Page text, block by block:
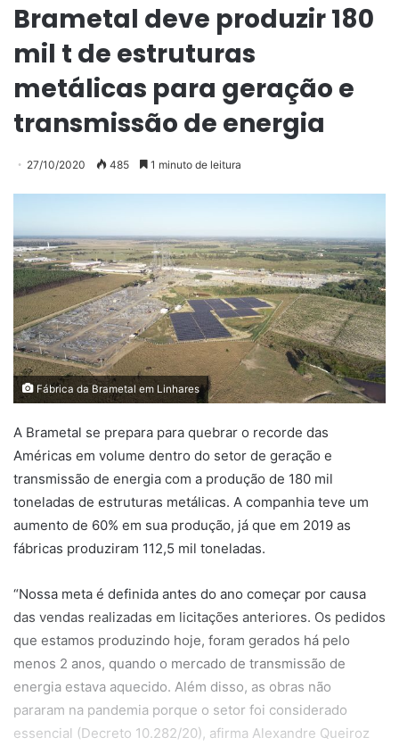
Brametal deve produzir 180
mil t de estruturas
metálicas para geração e
transmissão de energia
27/10/2020 485 1 minuto de leitura
Fábrica da Brametal em Linhares
A Brametal se prepara para quebrar o recorde das
Américas em volume dentro do setor de geração e
transmissão de energia com a produção de 180 mil
toneladas de estruturas metálicas. A companhia teve um
aumento de 60% em sua produção, já que em 2019 as
fábricas produziram 112,5 mil toneladas.
“Nossa meta é definida antes do ano começar por causa
das vendas realizadas em licitações anteriores. Os pedidos
que estamos produzindo hoje, foram gerados há pelo
menos 2 anos, quando o mercado de transmissão de
energia estava aquecido. Além disso, as obras não
pararam na pandemia porque o setor foi considerado
essencial (Decreto 10.282/20), afirma Alexandre Queiroz